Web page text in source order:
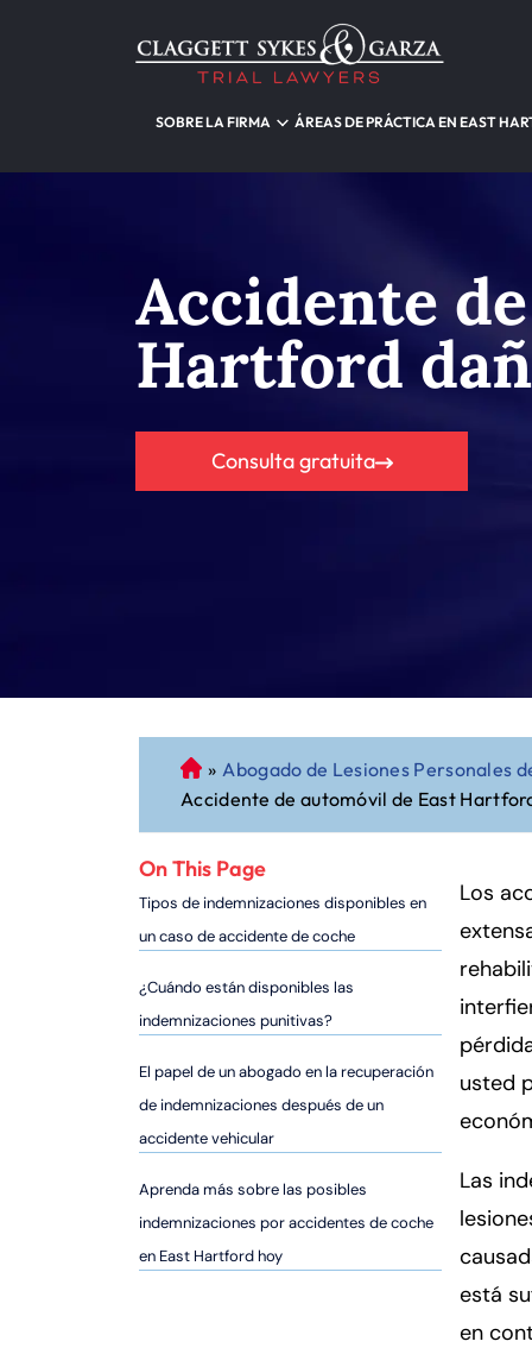
SOBRE LA FIRMA ÁREAS DE PRÁCTICA EN EAST
Accidente
Hartford
Consulta gratuita
A
b
o
g
a
o
d
P
er
so
al
Inj
ur
y
d
» Abogado de Lesiones Personales
Accidente de automóvil de East
On This Page
Tipos de indemnizaciones disponibles en
un caso de accidente de coche
¿Cuándo están disponibles las
indemnizaciones punitivas?
El papel de un abogado en la recuperación
de indemnizaciones después de un
accidente vehicular
Aprenda más sobre las posibles
indemnizaciones por accidentes de coche
en East Hartford hoy
Los
usted
Las
está
en